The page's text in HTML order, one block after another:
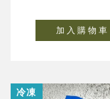
加 入 購 物 車
冷凍